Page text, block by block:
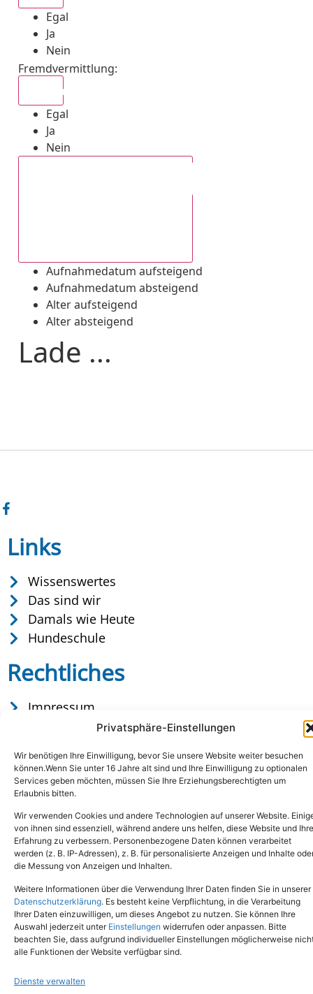
Privatsphäre-Einstellungen
Wir benötigen Ihre Einwilligung, bevor Sie unsere Website weiter besuchen
können.Wenn Sie unter 16 Jahre alt sind und Ihre Einwilligung zu optionalen
Services geben möchten, müssen Sie Ihre Erziehungsberechtigten um
Erlaubnis bitten.
Wir verwenden Cookies und andere Technologien auf unserer Website.
von ihnen sind essenziell, während andere uns helfen, diese Website und Ihre
Erfahrung zu verbessern. Personenbezogene Daten können verarbeitet
werden (z. B. IP-Adressen), z. B. für personalisierte Anzeigen und Inhalte
die Messung von Anzeigen und Inhalten.
Weitere Informationen über die Verwendung Ihrer Daten finden Sie in unserer
Datenschutzerklärung. Es besteht keine Verpflichtung, in die Verarbeitung
Ihrer Daten einzuwilligen, um dieses Angebot zu nutzen. Sie können Ihre
Auswahl jederzeit unter Einstellungen widerrufen oder anpassen. Bitte
beachten Sie, dass aufgrund individueller Einstellungen möglicherweise
alle Funktionen der Website verfügbar sind.
Dienste verwalten
Egal
Ja
Nein
Fremdvermittlung:
Egal
Ja
Nein
Aufnahmedatum aufsteigend
Aufnahmedatum absteigend
Alter aufsteigend
Alter absteigend
Lade ...
Links
Wissenswertes
Das sind wir
Damals wie Heute
Hundeschule
Rechtliches
Impressum
Datenschutz
Copyright © 2024. Alle Rechte vorbehalten.
Tel.: (02651) - 77438info@tierheim-mayen.de
In der Pluns 1, 56727 Mayen